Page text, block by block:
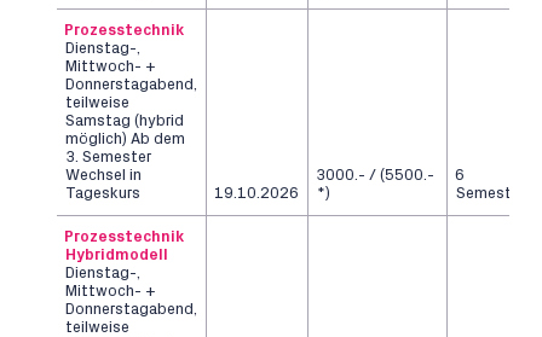
Prozesstechnik
Dienstag-,
Mittwoch- +
Donnerstagabend,
teilweise
Samstag (hybrid
möglich) Ab dem
3. Semester
Wechsel in
Tageskurs
19.10.2026
3000.- / (5500.-
*)
6
Semester
Prozesstechnik
Hybridmodell
Dienstag-,
Mittwoch- +
Donnerstagabend,
teilweise